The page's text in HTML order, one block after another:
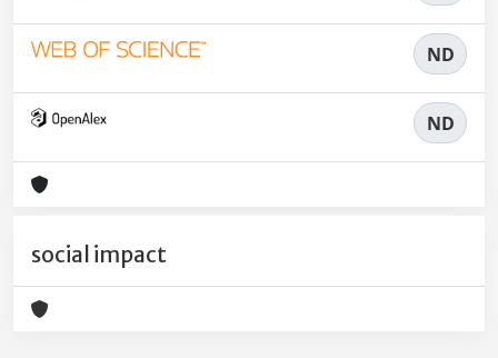
ND
ND
social impact